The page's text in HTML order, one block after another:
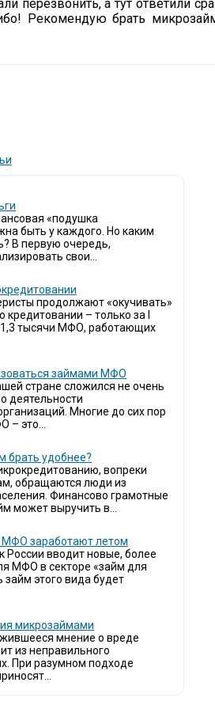
перезвонить, а тут ответили
Рекомендую брать
«подушка
быть у каждого. Но каким
В первую очередь,
свои...
продолжают «окучивать»
– только за I
тысячи МФО, работающих
займами МФО
стране сложился не очень
деятельности
Многие до сих пор
– это...
брать удобнее?
вопреки
обращаются люди из
Финансово грамотные
может выручить в...
МФО заработают летом
России вводит новые, более
МФО в секторе «займ для
этого вида будет
микрозаймами
мнение о вреде
из неправильного
При разумном подходе